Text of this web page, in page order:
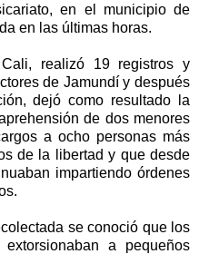
en el municipio de
en las últimas horas.
realizó 19 registros y
de Jamundí y después
dejó como resultado la
de dos menores
a ocho personas más
de la libertad y que desde
impartiendo órdenes
se conoció que los
a pequeños